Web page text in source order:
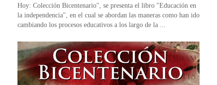
Hoy: Colección Bicentenario", se presenta el libro "Educación en
la independencia", en el cual se abordan las maneras como han ido
cambiando los procesos educativos a los largo de la ...